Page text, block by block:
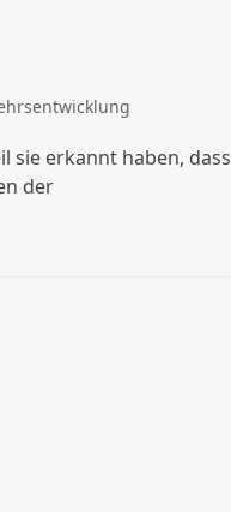
sie erkannt haben, dass
der